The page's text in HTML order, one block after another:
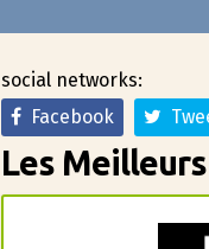
social networks:
Facebook
Les